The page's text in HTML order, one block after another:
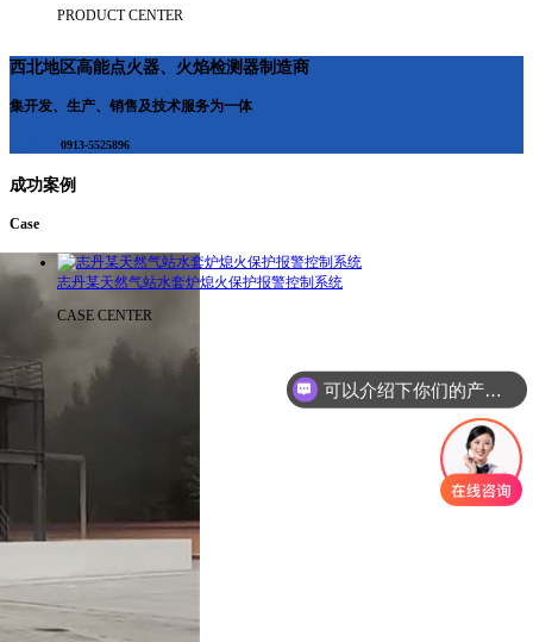
PRODUCT CENTER
西北地区高能点火器、火焰检测器制造商
集开发、生产、销售及技术服务为一体
0913-5525896
成功案例
Case
志丹某天然气站水套炉熄火保护报警控制系统
CASE CENTER
可以介绍下你们的产品么？